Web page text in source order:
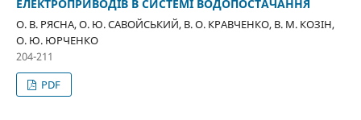
ЕЛЕКТРОПРИВОДІВ В СИСТЕМІ ВОДОПОСТАЧАННЯ
О. В. РЯСНА, О. Ю. САВОЙСЬКИЙ, В. О. КРАВЧЕНКО, В. М. КОЗІН,
О. Ю. ЮРЧЕНКО
204-211
PDF